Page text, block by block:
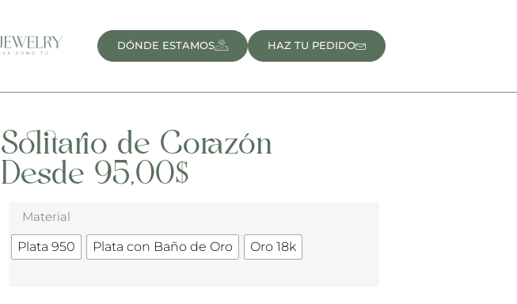
DÓNDE ESTAMOS HAZ TU PEDIDO
Solitario de Corazón
Desde 95,00$
Material
Plata 950 Plata con Baño de Oro Oro 18k